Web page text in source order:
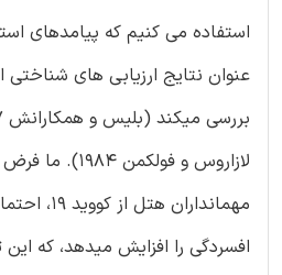
استفاده می کنیم که پیامدهای
عنوان نتایج ارزیابی های شناختی
لازاروس و
مهمانداران
افسردگی را افزایش میدهد، که